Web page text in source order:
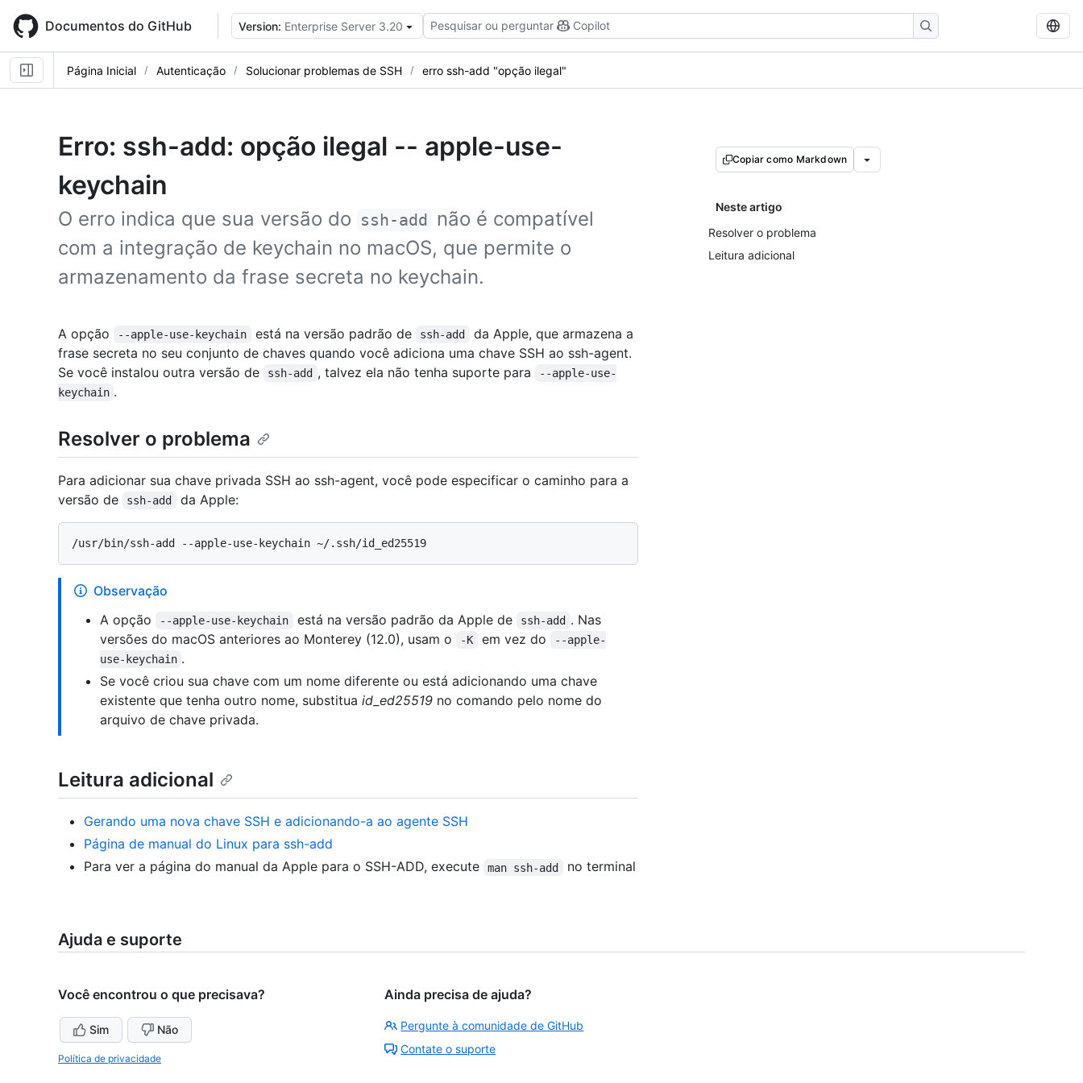
main
content
Documentos do GitHub Version: Enterprise Server 3.20 Pesquisar ou perguntar Copilot
Página Inicial Autenticação Solucionar problemas de SSH erro ssh-add "opção ilegal"
Erro: ssh-add: opção ilegal -- apple-use-
keychain
O erro indica que sua versão do ssh-add não é compatível
com a integração de keychain no macOS, que permite o
armazenamento da frase secreta no keychain.
Copiar como Markdown
Neste artigo
Resolver o problema
Leitura adicional
A opção --apple-use-keychain está na versão padrão de ssh-add
da Apple, que armazena a
frase secreta no seu conjunto de chaves quando você adiciona uma chave SSH ao ssh-agent.
Se você instalou outra versão de
ssh-add , talvez ela não tenha suporte para
--apple-use-
keychain .
Resolver o problema
Para adicionar sua chave privada SSH ao ssh-agent, você pode especificar o caminho para a
versão de
ssh-add da Apple:
Observação
A opção
--apple-use-keychain está na versão padrão da Apple de ssh-add . Nas
versões do macOS anteriores ao Monterey (12.0), usam o
-K em vez do
--apple-
use-keychain .
Se você criou sua chave com um nome diferente ou está adicionando uma chave
existente que tenha outro nome, substitua id_ed25519 no comando pelo nome do
arquivo de chave privada.
Leitura adicional
Gerando uma nova chave SSH e adicionando-a ao agente SSH
Página de manual do Linux para ssh-add
Para ver a página do manual da Apple para o SSH-ADD, execute
man ssh-add no terminal
Ajuda e suporte
Você encontrou o que precisava?
Sim Não
Política de privacidade
Ainda precisa de ajuda?
Pergunte à comunidade de GitHub
Contate o suporte